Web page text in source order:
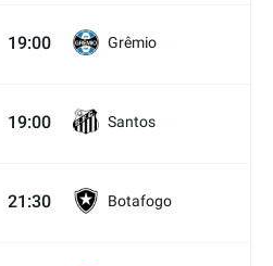
19:00 Grêmio
19:00 Santos
21:30 Botafogo